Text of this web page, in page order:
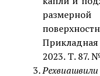
2023. Т. 87.